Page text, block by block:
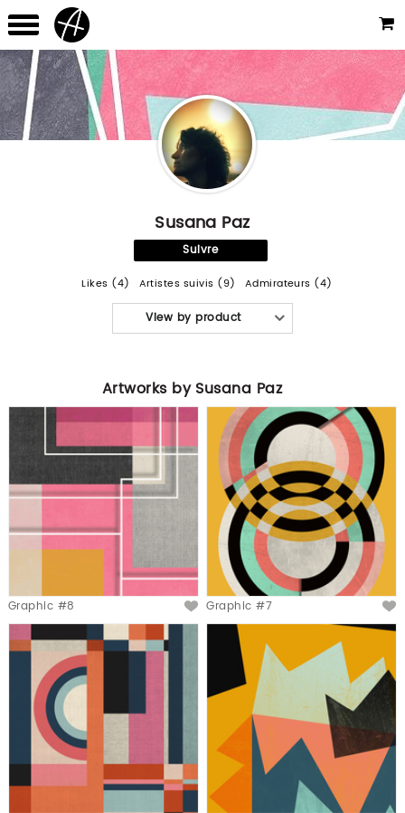
Susana Paz
Suivre
Likes (4) Artistes suivis (9) Admirateurs (4)
View by product
Artworks by Susana Paz
Graphic #8 Graphic #7